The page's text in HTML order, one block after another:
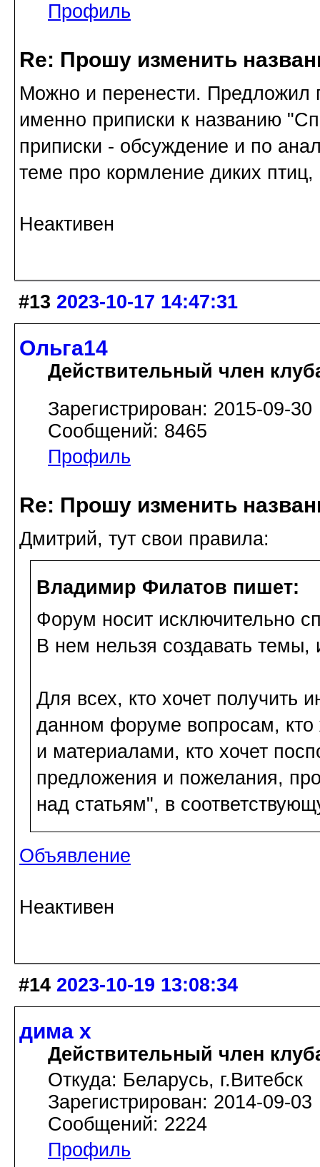
Профиль
Re: Прошу изменить
Можно и перенести. Предложил
именно приписки к названию
приписки - обсуждение и по
теме про кормление диких
Неактивен
#13 2023-10-17 14:47:31
Ольга14
Действительный член
Зарегистрирован: 2015-09-30
Сообщений: 8465
Профиль
Re: Прошу изменить
Дмитрий, тут свои правила:
Владимир Филатов пишет:
Форум носит исключительно
В нем нельзя создавать
Для всех, кто хочет
данном форуме вопросам, кто
и материалами, кто хочет
предложения и пожелания,
над статьям", в
Объявление
Неактивен
#14 2023-10-19 13:08:34
дима х
Действительный член
Откуда: Беларусь, г.Витебск
Зарегистрирован: 2014-09-03
Сообщений: 2224
Профиль